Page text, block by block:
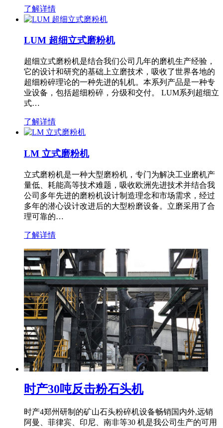
了解详情
LUM 超细立式磨粉机
超细立式磨粉机是结合我们公司几年的磨机生产经验，
它的设计和研究的基础上立磨技术，吸收了世界各地的
超细粉碎理论的一种先进的轧机。本系列产品是一种专
业设备，包括超细粉碎，分级和交付。 LUM系列超细立
式…
了解详情
LM 立式磨粉机
立式磨粉机是一种大型磨粉机，专门为解决工业磨机产
量低、耗能高等技术难题，吸收欧洲先进技术并结合我
公司多年先进的磨粉机设计制造理念和市场需求，经过
多年的潜心设计改进后的大型粉磨设备。立磨采用了合
理可靠的…
了解详情
时产30吨反击粉石头机
时产4郑州研制的矿山石头粉碎机设备畅销国内外,远销
阿曼、菲律宾、印尼、南非等30 机是我公司生产的可用